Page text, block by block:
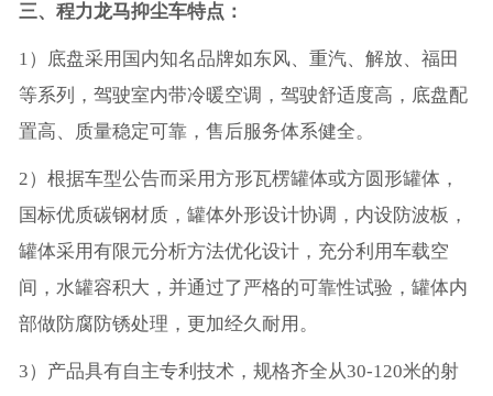
三、程力龙马抑尘车特点：
1）底盘采用国内知名品牌如东风、重汽、解放、福田
等系列，驾驶室内带冷暖空调，驾驶舒适度高，底盘配
置高、质量稳定可靠，售后服务体系健全。
2）根据车型公告而采用方形瓦楞罐体或方圆形罐体，
国标优质碳钢材质，罐体外形设计协调，内设防波板，
罐体采用有限元分析方法优化设计，充分利用车载空
间，水罐容积大，并通过了严格的可靠性试验，罐体内
部做防腐防锈处理，更加经久耐用。
3）产品具有自主专利技术，规格齐全从30-120米的射